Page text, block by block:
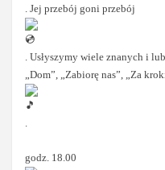
. Jej przebój goni przebój
. Usłyszymy wiele znanych i
„Dom”, „Zabiorę nas”, „Za
.
godz. 18.00